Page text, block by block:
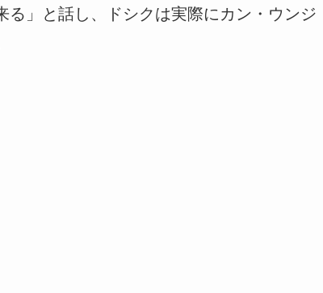
る」と話し、ドシクは実際にカン・ウンジ